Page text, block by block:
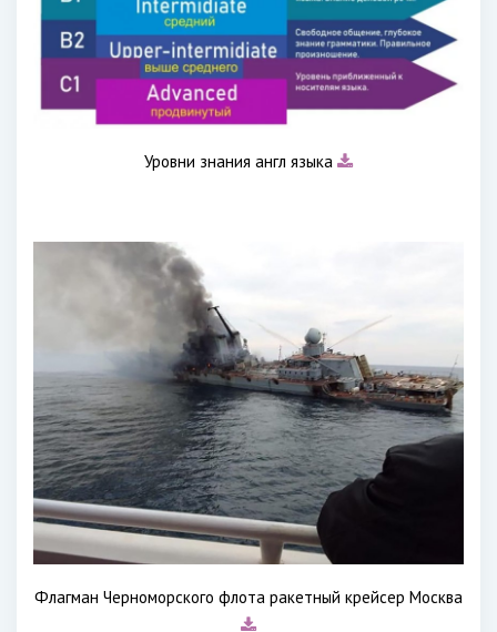
Уровни знания англ языка
Флагман Черноморского флота ракетный крейсер Москва